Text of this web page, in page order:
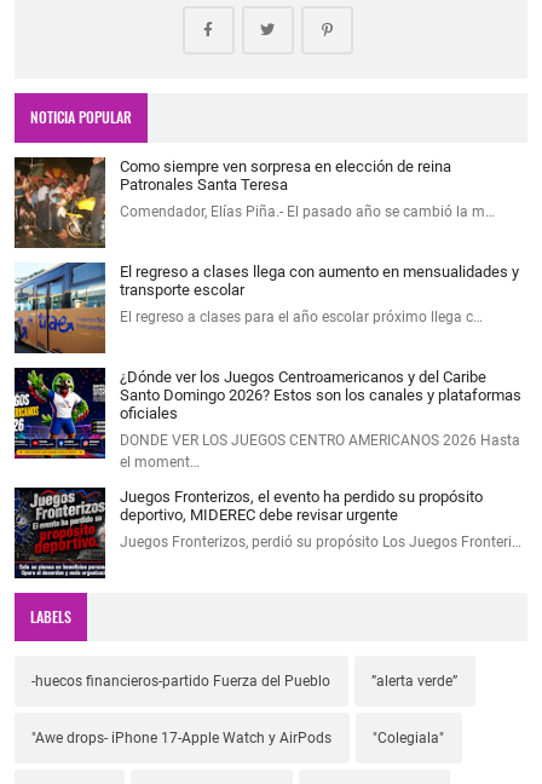
NOTICIA POPULAR
Como siempre ven sorpresa en elección de reina
Patronales Santa Teresa
Comendador, Elías Piña.- El pasado año se cambió la m…
El regreso a clases llega con aumento en mensualidades y
transporte escolar
El regreso a clases para el año escolar próximo llega c…
¿Dónde ver los Juegos Centroamericanos y del Caribe
Santo Domingo 2026? Estos son los canales y plataformas
oficiales
DONDE VER LOS JUEGOS CENTRO AMERICANOS 2026 Hasta
el moment…
Juegos Fronterizos, el evento ha perdido su propósito
deportivo, MIDEREC debe revisar urgente
Juegos Fronterizos, perdió su propósito Los Juegos Fronteri…
LABELS
-huecos financieros-partido Fuerza del Pueblo ”alerta verde”
"Awe drops- iPhone 17-Apple Watch y AirPods "Colegiala"